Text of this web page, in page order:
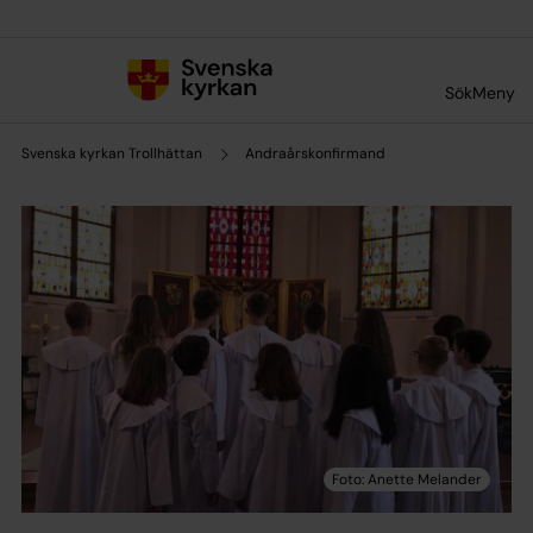
SökMeny
Svenska kyrkan Trollhättan Andraårskonfirmand